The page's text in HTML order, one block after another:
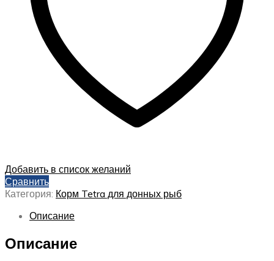
Добавить в список желаний
Сравнить
Категория: Корм Tetra для донных рыб
Описание
Описание